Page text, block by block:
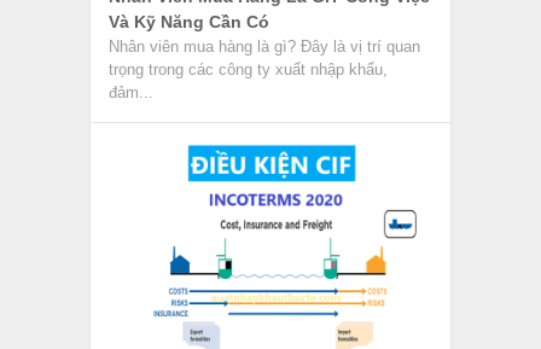
Và Kỹ Năng Cần Có
Nhân viên mua hàng là gì? Đây là vị trí quan
trọng trong các công ty xuất nhập khẩu,
đảm...